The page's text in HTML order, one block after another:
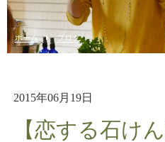
ホーム ブログ
2015年06月19日
【恋する石け